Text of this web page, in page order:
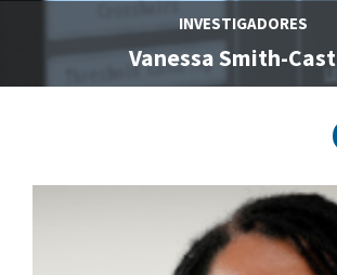
INVESTIGADORES
Vanessa Smith-